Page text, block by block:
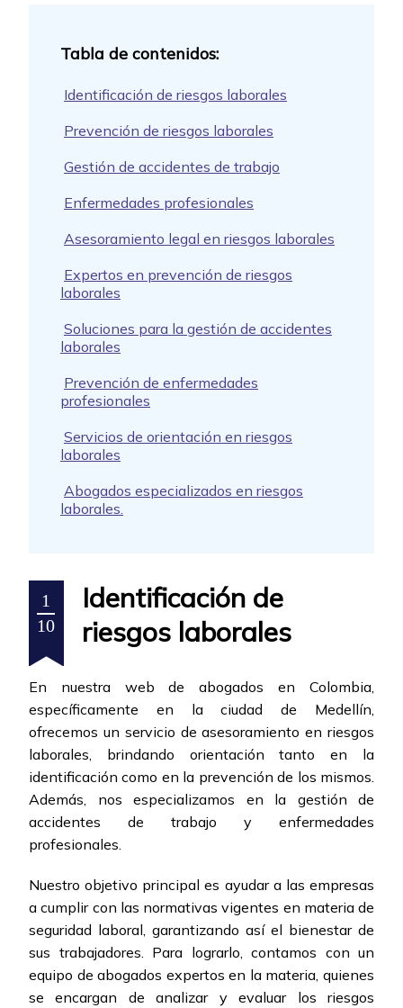
Identificación de riesgos laborales
Prevención de riesgos laborales
Gestión de accidentes de trabajo
Enfermedades profesionales
Asesoramiento legal en riesgos laborales
Expertos en prevención de riesgos
laborales
Soluciones para la gestión de accidentes
laborales
Prevención de enfermedades
profesionales
Servicios de orientación en riesgos
laborales
Abogados especializados en riesgos
laborales.
1
10
Identificación de
riesgos laborales
En nuestra web de abogados en Colombia,
específicamente en la ciudad de Medellín,
ofrecemos un servicio de asesoramiento en riesgos
laborales, brindando orientación tanto en la
identificación como en la prevención de los mismos.
Además, nos especializamos en la gestión de
accidentes de trabajo y enfermedades
profesionales.
Nuestro objetivo principal es ayudar a las empresas
a cumplir con las normativas vigentes en materia de
seguridad laboral, garantizando así el bienestar de
sus trabajadores. Para lograrlo, contamos con un
equipo de abogados expertos en la materia, quienes
se encargan de analizar y evaluar los riesgos